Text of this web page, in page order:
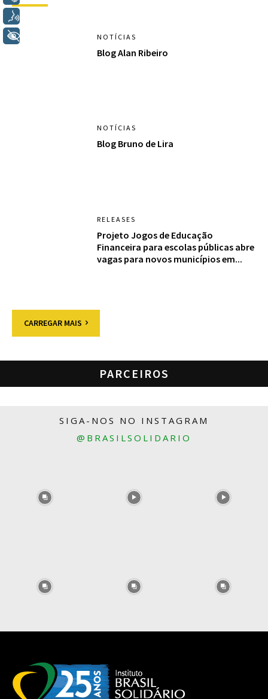
NOTÍCIAS
Blog Alan Ribeiro
NOTÍCIAS
Blog Bruno de Lira
RELEASES
Projeto Jogos de Educação
Financeira para escolas públicas abre
vagas para novos municípios em...
CARREGAR MAIS
PARCEIROS
SIGA-NOS NO INSTAGRAM
@BRASILSOLIDARIO
+ Acessibilidade